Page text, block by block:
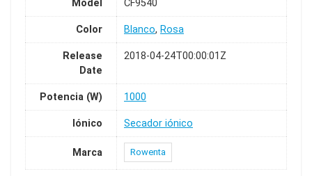
Model CF9540
Color Blanco, Rosa
Release
Date
2018-04-24T00:00:01Z
Potencia (W) 1000
Iónico Secador iónico
Marca Rowenta